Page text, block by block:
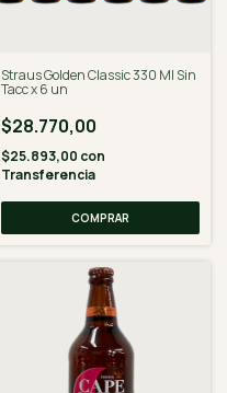
Straus Golden Classic 330 Ml Sin
Tacc x 6 un
$28.770,00
$25.893,00 con
Transferencia